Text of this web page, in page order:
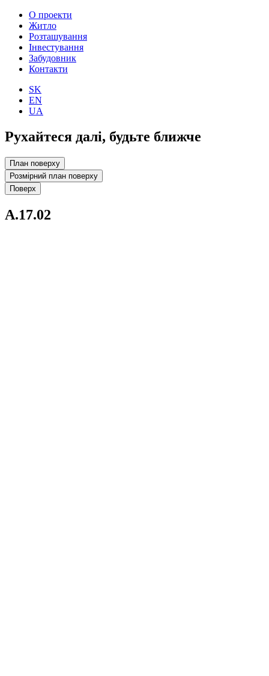
О проекти
Житло
Розташування
Інвестування
Забудовник
Контакти
SK
EN
UA
Рухайтеся далі, будьте ближче
План поверху
Розмірний план поверху
Поверх
A.17.02